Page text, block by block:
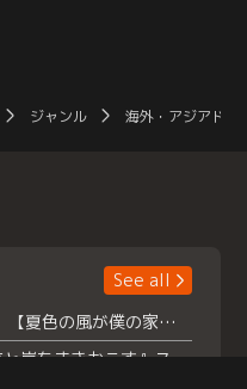
ジャンル 海外・アジアドラ
See all
浮所飛貴主演！ 【夏色の風が僕の家にやってきた】 本日よりテラサで独占配信スタート！
『夏色の雲が恋と嵐をまきおこす』スペシャルメイキング 【Part1】2026年７月18日（土）23時30分～配信スタート！話題のシーンの裏側を大公開！豪華キャスト大集合！ 『武宮家 真夏の家族会議』開催！